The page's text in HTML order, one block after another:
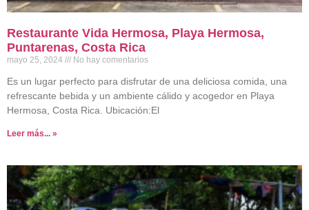
Restaurante Vida Hermosa, Playa Hermosa,
Puntarenas, Costa Rica
mayo 25, 2024 No hay comentarios
Es un lugar perfecto para disfrutar de una deliciosa comida, una
refrescante bebida y un ambiente cálido y acogedor en Playa
Hermosa, Costa Rica. Ubicación:El
Leer más... »